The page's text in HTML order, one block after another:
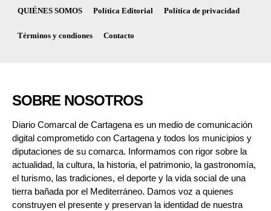
QUIÉNES SOMOS Política Editorial Política de privacidad
Términos y condiones Contacto
SOBRE NOSOTROS
Diario Comarcal de Cartagena es un medio de comunicación
digital comprometido con Cartagena y todos los municipios y
diputaciones de su comarca. Informamos con rigor sobre la
actualidad, la cultura, la historia, el patrimonio, la gastronomía,
el turismo, las tradiciones, el deporte y la vida social de una
tierra bañada por el Mediterráneo. Damos voz a quienes
construyen el presente y preservan la identidad de nuestra